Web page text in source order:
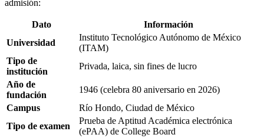
admisión:
Dato
Información
Universidad
Instituto Tecnológico Autónomo de México
(ITAM)
Tipo de
institución
Privada, laica, sin fines de lucro
Año de
fundación
1946 (celebra 80 aniversario en 2026)
Campus
Río Hondo, Ciudad de México
Tipo de examen
Prueba de Aptitud Académica electrónica
(ePAA) de College Board